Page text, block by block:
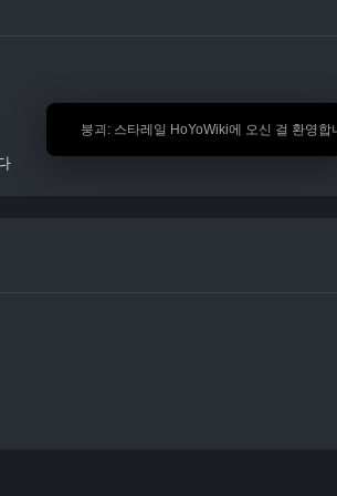
🎉 붕괴: 스타레일 HoYoWiki에 오신 걸 환